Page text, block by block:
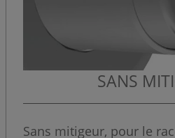
SANS
Sans mitigeur, pour le